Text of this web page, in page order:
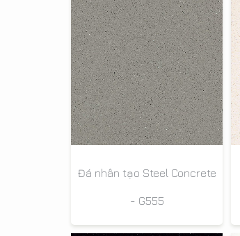
Đá nhân tạo Steel Concrete
- G555